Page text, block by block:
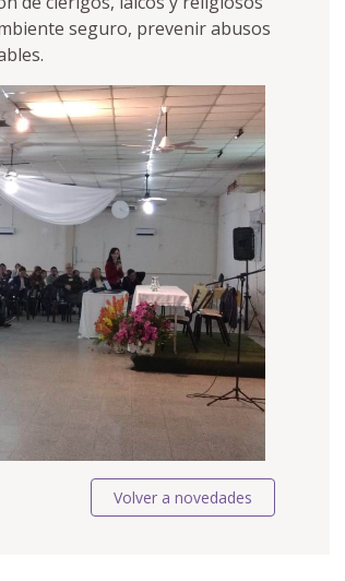
seguro, prevenir abusos
Volver a novedades